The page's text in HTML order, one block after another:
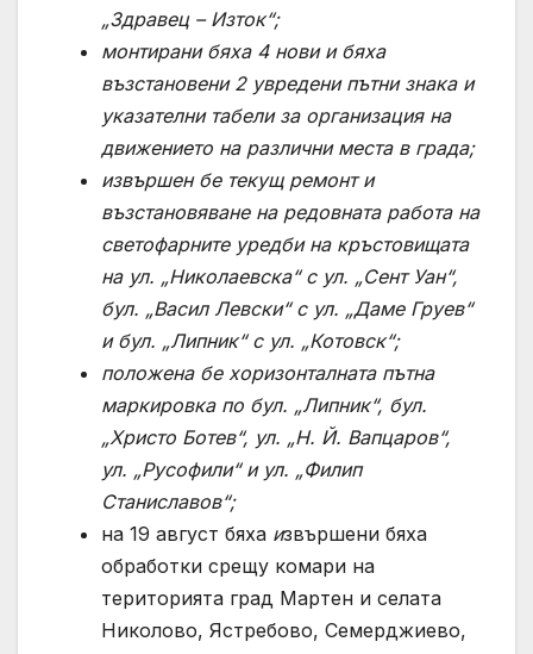
„Здравец – Изток“;
монтирани бяха 4 нови и бяха
възстановени 2 увредени пътни знакаи
указателни табели за организация на
движението на различни места в града;
извършен бе текущ ремонт и
възстановяване на редовната работа на
светофарните уредби на кръстовищата
на ул. „Николаевска“ с ул. „Сент Уан“,
бул. „Васил Левски“ с ул. „Даме Груев“
и бул. „Липник“ с ул. „Котовск“;
положена бе хоризонталната пътна
маркировка по бул. „Липник“, бул.
„Христо Ботев“, ул. „Н. Й. Вапцаров“,
ул. „Русофили“ и ул. „Филип
Станиславов“;
на 19 август бяха извършени бяха
обработки срещу комари на
територията град Мартен и селата
Николово, Ястребово, Семерджиево,